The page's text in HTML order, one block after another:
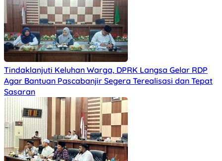
Tindaklanjuti Keluhan Warga, DPRK Langsa Gelar RDP
Agar Bantuan Pascabanjir Segera Terealisasi dan Tepat
Sasaran